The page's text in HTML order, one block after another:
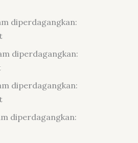
diperdagangkan:
diperdagangkan:
diperdagangkan:
diperdagangkan: